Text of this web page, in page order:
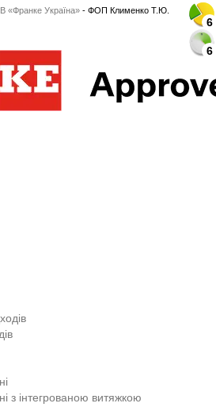
«Франке Україна»- ФОП Клименко Т.Ю.
з інтегрованою витяжкою
6
6
6
6
6
6
6
6
6
6
6
6
6
6
6
6
6
6
6
6
6
6
6
6
6
6
6
6